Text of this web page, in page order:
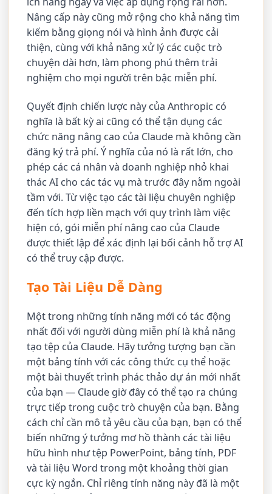
Nâng cấp này cũng mở rộng cho khả năng tìm
kiếm bằng giọng nói và hình ảnh được cải
thiện, cùng với khả năng xử lý các cuộc trò
chuyện dài hơn, làm phong phú thêm trải
nghiệm cho mọi người trên bậc miễn phí.
Quyết định chiến lược này của Anthropic có
nghĩa là bất kỳ ai cũng có thể tận dụng các
chức năng nâng cao của Claude mà không cần
đăng ký trả phí. Ý nghĩa của nó là rất lớn, cho
phép các cá nhân và doanh nghiệp nhỏ khai
thác AI cho các tác vụ mà trước đây nằm ngoài
tầm với. Từ việc tạo các tài liệu chuyên nghiệp
đến tích hợp liền mạch với quy trình làm việc
hiện có, gói miễn phí nâng cao của Claude
được thiết lập để xác định lại bối cảnh hỗ trợ AI
có thể truy cập được.
Tạo Tài Liệu Dễ Dàng
Một trong những tính năng mới có tác động
nhất đối với người dùng miễn phí là khả năng
tạo tệp của Claude. Hãy tưởng tượng bạn cần
một bảng tính với các công thức cụ thể hoặc
một bài thuyết trình phác thảo dự án mới nhất
của bạn — Claude giờ đây có thể tạo ra chúng
trực tiếp trong cuộc trò chuyện của bạn. Bằng
cách chỉ cần mô tả yêu cầu của bạn, bạn có thể
biến những ý tưởng mơ hồ thành các tài liệu
hữu hình như tệp PowerPoint, bảng tính, PDF
và tài liệu Word trong một khoảng thời gian
cực kỳ ngắn. Chỉ riêng tính năng này đã là một